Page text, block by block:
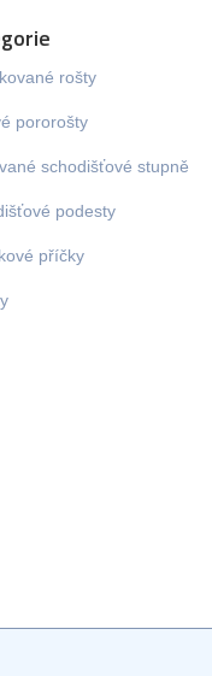
rošty
pororošty
schodišťové stupně
podesty
příčky